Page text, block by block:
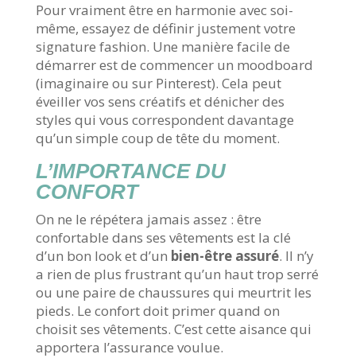
Pour vraiment être en harmonie avec soi-
même, essayez de définir justement votre
signature fashion. Une manière facile de
démarrer est de commencer un moodboard
(imaginaire ou sur Pinterest). Cela peut
éveiller vos sens créatifs et dénicher des
styles qui vous correspondent davantage
qu’un simple coup de tête du moment.
L’IMPORTANCE DU
CONFORT
On ne le répétera jamais assez : être
confortable dans ses vêtements est la clé
d’un bon look et d’un bien-être assuré. Il n’y
a rien de plus frustrant qu’un haut trop serré
ou une paire de chaussures qui meurtrit les
pieds. Le confort doit primer quand on
choisit ses vêtements. C’est cette aisance qui
apportera l’assurance voulue.